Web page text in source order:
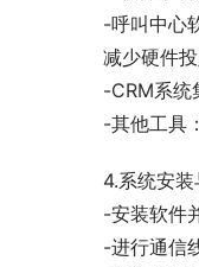
-呼叫中心
减少硬件投
-CRM系统
-其他工具
4.系统安装
-安装软件
-进行通信